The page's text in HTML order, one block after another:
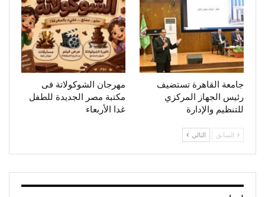
جامعة القاهرة تستضيف
رئيس الجهاز المركزي
للتنظيم والإدارة
مهرجان الشوكولاتة فى
مكتبة مصر الجديدة للطفل
غدا الأربعاء
السابق التالي